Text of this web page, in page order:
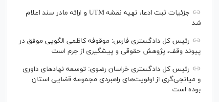
جزئیات ثبت ادعا، تهیه نقشه UTM و ارائه مادر سند اعلام
شد
رئیس کل دادگستری فارس: موقوفه کاظمی الگویی موفق در
پیوند وقف، پژوهش حقوقی و پیشگیری از جرم است
رئیس کل دادگستری خراسان رضوی: توسعه نهاد‌های داوری
و میانجی‌گری از اولویت‌های راهبردی مجموعه قضایی استان
بوده است